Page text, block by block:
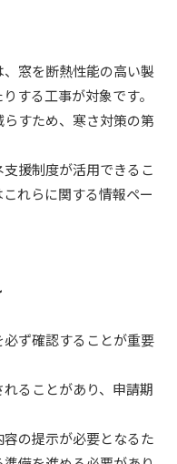
窓を断熱性能の高い製
する工事が対象です。
すため、寒さ対策の第
援制度が活用できるこ
れらに関する情報ペー
ず確認することが重要
ることがあり、申請期
の提示が必要となるた